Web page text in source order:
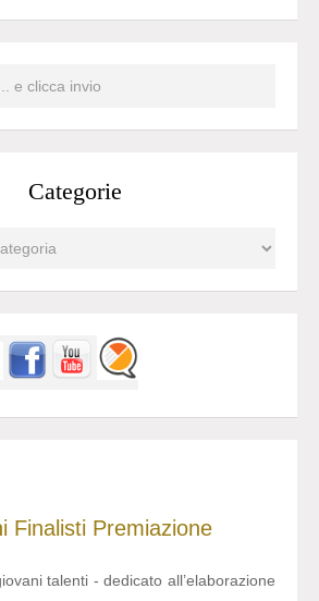
Categorie
Finalisti Premiazione
talenti - dedicato all’elaborazione